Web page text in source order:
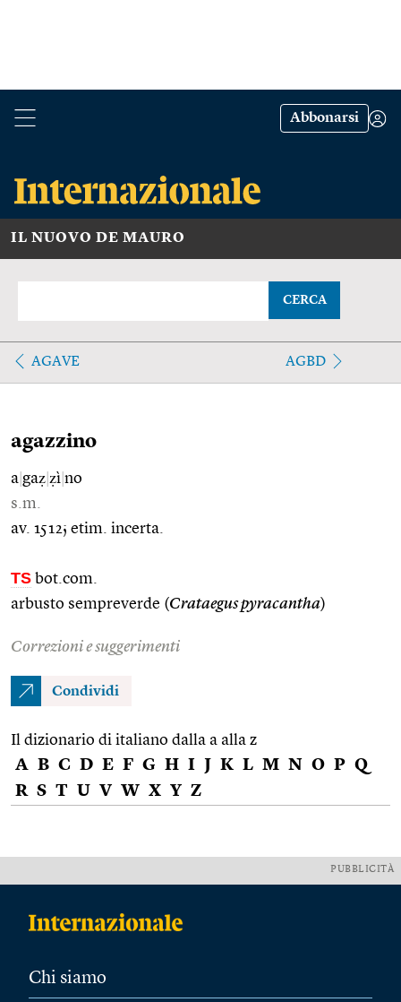
Abbonarsi
IL NUOVO DE MAURO
CERCA
AGAVE AGBD
agazzino
a gaẓ ẓì no
s.m.
av. 1512; etim. incerta.
TS bot.com.
arbusto sempreverde (Crataegus pyracantha)
Correzioni e suggerimenti
Condividi
Il dizionario di italiano dalla a alla z
A B C D E F G H I J K L M N O P Q
R S T U V W X Y Z
PUBBLICITÀ
Chi siamo